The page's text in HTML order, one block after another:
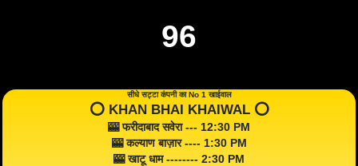
96
सीधे सट्टा कंपनी का No 1 खाईवाल
⭕️ KHAN BHAI KHAIWAL ⭕️
🎰 फरीदाबाद सवेरा --- 12:30 PM
🎰 कल्याण बाज़ार ---- 1:30 PM
🎰 खाटू धाम -------- 2:30 PM